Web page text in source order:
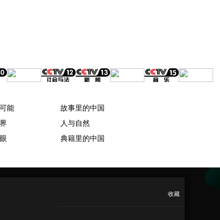
能
故事里的中国
人与自然
典籍里的中国
收藏